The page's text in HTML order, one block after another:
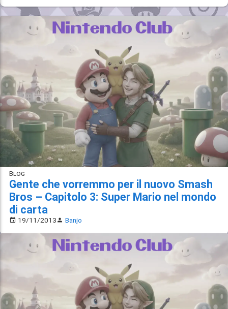
Blog
Gente che vorremmo per il nuovo Smash
Bros – Capitolo 3: Super Mario nel mondo
di carta
19/11/2013 Banjo